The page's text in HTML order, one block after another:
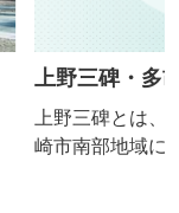
上野三碑・多
上野三碑とは、
崎市南部地域に